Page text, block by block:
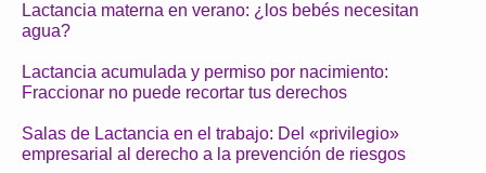
Lactancia materna en verano: ¿los bebés necesitan
agua?
Lactancia acumulada y permiso por nacimiento:
Fraccionar no puede recortar tus derechos
Salas de Lactancia en el trabajo: Del «privilegio»
empresarial al derecho a la prevención de riesgos